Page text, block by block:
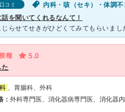
コミ 内科・咳（セキ）・体調不
話を聞いてくれるなんて！
種 5.0
た
、胃腸科、外科
： 外科専門医、消化器病専門医、消化器